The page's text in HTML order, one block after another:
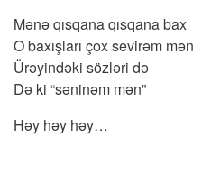
Mənə qısqana qısqana bax
O baxışları çox sevirəm mən
Ürəyindəki sözləri də
Də ki “səninəm mən”
Həy həy həy…